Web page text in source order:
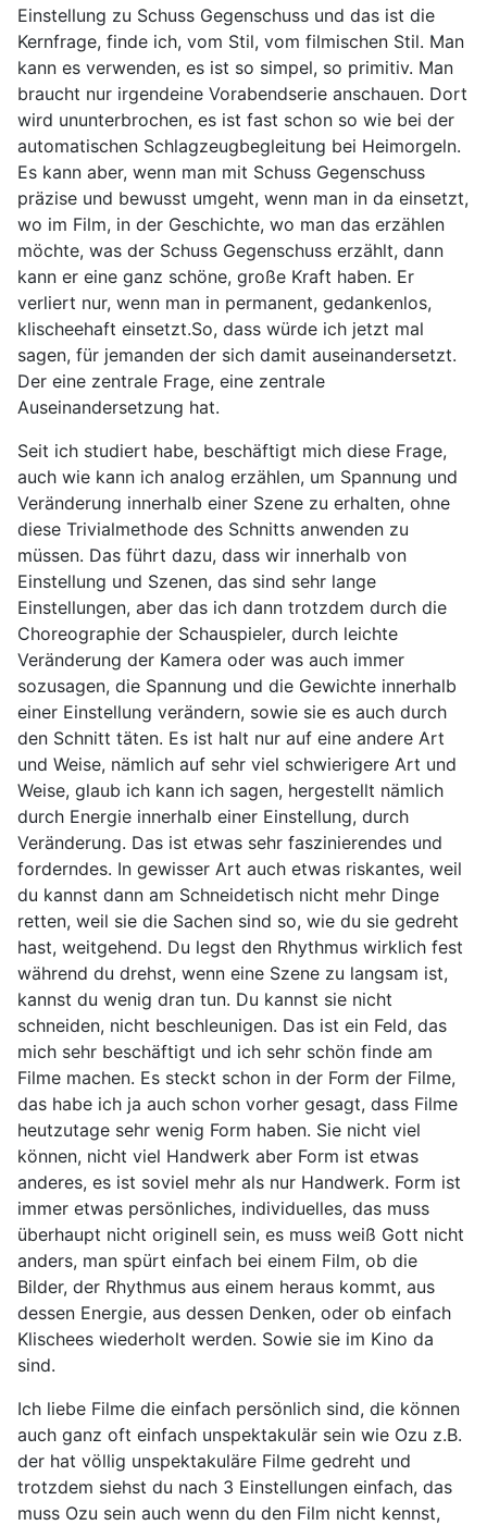
Einstellung zu Schuss Gegenschuss und das ist die
Kernfrage, finde ich, vom Stil, vom filmischen Stil. Man
kann es verwenden, es ist so simpel, so primitiv. Man
braucht nur irgendeine Vorabendserie anschauen. Dort
wird ununterbrochen, es ist fast schon so wie bei der
automatischen Schlagzeugbegleitung bei Heimorgeln.
Es kann aber, wenn man mit Schuss Gegenschuss
präzise und bewusst umgeht, wenn man in da einsetzt,
wo im Film, in der Geschichte, wo man das erzählen
möchte, was der Schuss Gegenschuss erzählt, dann
kann er eine ganz schöne, große Kraft haben. Er
verliert nur, wenn man in permanent, gedankenlos,
klischeehaft einsetzt.So, dass würde ich jetzt mal
sagen, für jemanden der sich damit auseinandersetzt.
Der eine zentrale Frage, eine zentrale
Auseinandersetzung hat.
Seit ich studiert habe, beschäftigt mich diese Frage,
auch wie kann ich analog erzählen, um Spannung und
Veränderung innerhalb einer Szene zu erhalten, ohne
diese Trivialmethode des Schnitts anwenden zu
müssen. Das führt dazu, dass wir innerhalb von
Einstellung und Szenen, das sind sehr lange
Einstellungen, aber das ich dann trotzdem durch die
Choreographie der Schauspieler, durch leichte
Veränderung der Kamera oder was auch immer
sozusagen, die Spannung und die Gewichte innerhalb
einer Einstellung verändern, sowie sie es auch durch
den Schnitt täten. Es ist halt nur auf eine andere Art
und Weise, nämlich auf sehr viel schwierigere Art und
Weise, glaub ich kann ich sagen, hergestellt nämlich
durch Energie innerhalb einer Einstellung, durch
Veränderung. Das ist etwas sehr faszinierendes und
forderndes. In gewisser Art auch etwas riskantes, weil
du kannst dann am Schneidetisch nicht mehr Dinge
retten, weil sie die Sachen sind so, wie du sie gedreht
hast, weitgehend. Du legst den Rhythmus wirklich fest
während du drehst, wenn eine Szene zu langsam ist,
kannst du wenig dran tun. Du kannst sie nicht
schneiden, nicht beschleunigen. Das ist ein Feld, das
mich sehr beschäftigt und ich sehr schön finde am
Filme machen. Es steckt schon in der Form der Filme,
das habe ich ja auch schon vorher gesagt, dass Filme
heutzutage sehr wenig Form haben. Sie nicht viel
können, nicht viel Handwerk aber Form ist etwas
anderes, es ist soviel mehr als nur Handwerk. Form ist
immer etwas persönliches, individuelles, das muss
überhaupt nicht originell sein, es muss weiß Gott nicht
anders, man spürt einfach bei einem Film, ob die
Bilder, der Rhythmus aus einem heraus kommt, aus
dessen Energie, aus dessen Denken, oder ob einfach
Klischees wiederholt werden. Sowie sie im Kino da
sind.
Ich liebe Filme die einfach persönlich sind, die können
auch ganz oft einfach unspektakulär sein wie Ozu z.B.
der hat völlig unspektakuläre Filme gedreht und
trotzdem siehst du nach 3 Einstellungen einfach, das
muss Ozu sein auch wenn du den Film nicht kennst,